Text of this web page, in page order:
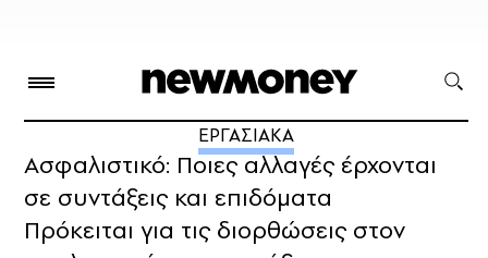
ΕΡΓΑΣΙΑΚΑ
Ασφαλιστικό: Ποιες αλλαγές έρχονται
σε συντάξεις και επιδόματα
Πρόκειται για τις διορθώσεις στον